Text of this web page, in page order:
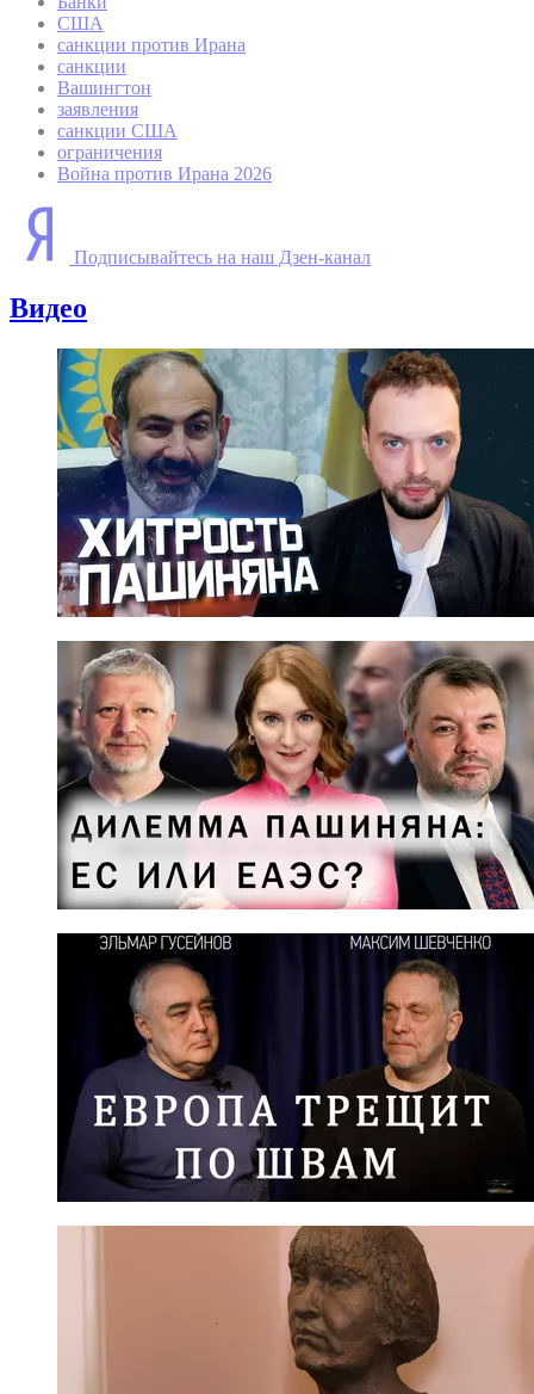
США
санкции против Ирана
санкции
Вашингтон
заявления
санкции США
ограничения
Война против Ирана 2026
Подписывайтесь на наш Дзен-канал
Видео